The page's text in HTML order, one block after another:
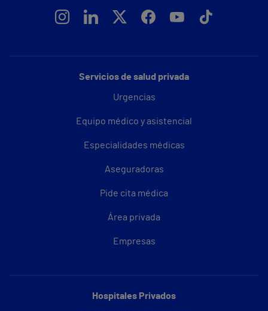
Servicios de salud privada
Urgencias
Equipo médico y asistencial
Especialidades médicas
Aseguradoras
Pide cita médica
Área privada
Empresas
Hospitales Privados